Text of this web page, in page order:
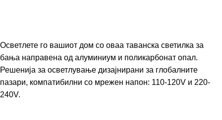
Осветлете го вашиот дом со оваа таванска светилка за
бања направена од алуминиум и поликарбонат опал.
Решенија за осветлување дизајнирани за глобалните
пазари, компатибилни со мрежен напон: 110-120V и 220-
240V.